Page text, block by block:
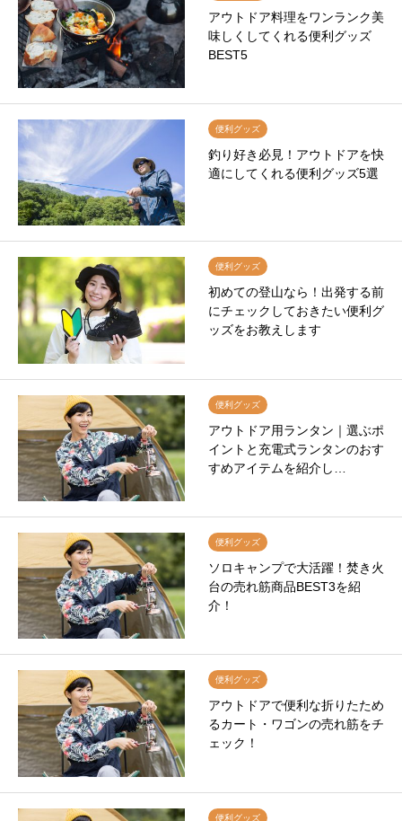
アウトドア料理をワンランク美
味しくしてくれる便利グッズ
BEST5
便利グッズ
釣り好き必見！アウトドアを快
適にしてくれる便利グッズ5選
便利グッズ
初めての登山なら！出発する前
にチェックしておきたい便利グ
ッズをお教えします
便利グッズ
アウトドア用ランタン｜選ぶポ
イントと充電式ランタンのおす
すめアイテムを紹介し…
便利グッズ
ソロキャンプで大活躍！焚き火
台の売れ筋商品BEST3を紹
介！
便利グッズ
アウトドアで便利な折りたため
るカート・ワゴンの売れ筋をチ
ェック！
便利グッズ